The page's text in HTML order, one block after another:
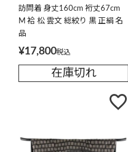
訪問着 身丈160cm 裄丈67cm
M 袷 松 雲文 総絞り 黒 正絹 名
品
¥17,800税込
在庫切れ